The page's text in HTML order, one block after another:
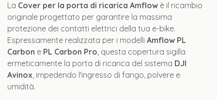
La Cover per la porta di ricarica Amflow è il ricambio
originale progettato per garantire la massima
protezione dei contatti elettrici della tua e-bike.
Espressamente realizzata per i modelli Amflow PL
Carbon e PL Carbon Pro , questa copertura sigilla
ermeticamente la porta di ricarica del sistema DJI
Avinox , impedendo l'ingresso di fango, polvere e
umidità.